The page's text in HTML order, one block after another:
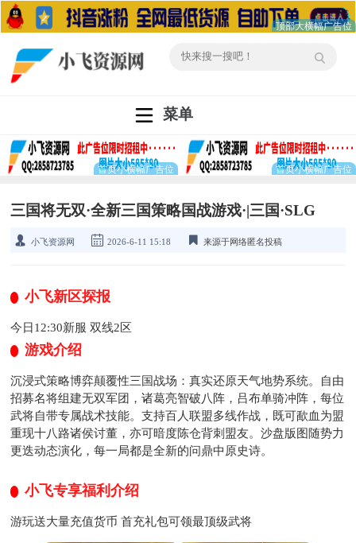
菜单
三国将无双·全新三国策略国战游戏·|三国·SLG
小飞资源网 2026-6-11 15:18 来源于网络匿名投稿
小飞新区探报
今日12:30新服 双线2区
游戏介绍
沉浸式策略博弈颠覆性三国战场：真实还原天气地势系统。自由
招募名将组建无双军团，诸葛亮智破八阵，吕布单骑冲阵，每位
武将自带专属战术技能。支持百人联盟多线作战，既可歃血为盟
重现十八路诸侯讨董，亦可暗度陈仓背刺盟友。沙盘版图随势力
更迭动态演化，每一局都是全新的问鼎中原史诗。
小飞专享福利介绍
游玩送大量充值货币 首充礼包可领最顶级武将